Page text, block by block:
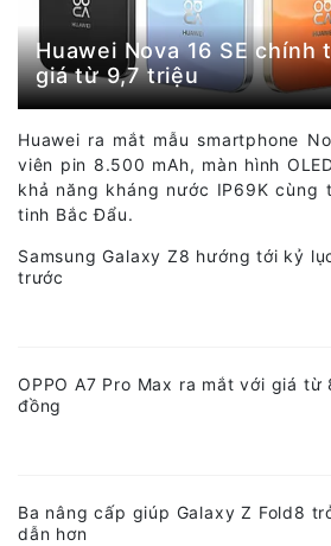
Huawei Nova 16 SE chính
giá từ 9,7 triệu
Huawei ra mắt mẫu smartphone
viên pin 8.500 mAh, màn hình
khả năng kháng nước IP69K cùng
tinh Bắc Đẩu.
Samsung Galaxy Z8 hướng tới kỷ
trước
OPPO A7 Pro Max ra mắt với giá từ
đồng
Ba nâng cấp giúp Galaxy Z Fold8
dẫn hơn